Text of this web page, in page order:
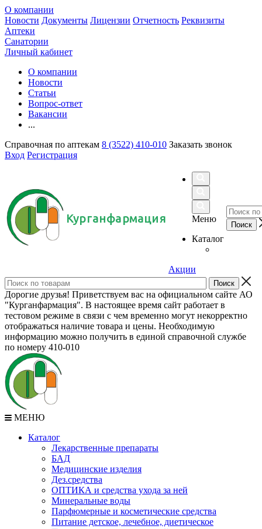
О компании
Новости Документы Лицензии Отчетность Реквизиты
Аптеки
Санатории
Личный кабинет
О компании
Новости
Статьи
Вопрос-ответ
Вакансии
...
Справочная по аптекам 8 (3522) 410-010 Заказать звонок
Вход Регистрация
Курганфармация
Меню
Каталог
Акции
Дорогие друзья! Приветствуем вас на официальном сайте АО
"Курганфармация". В настоящее время сайт работает в
тестовом режиме в связи с чем временно могут некорректно
отображаться наличие товара и цены. Необходимую
информацию можно получить в единой справочной службе
по номеру 410-010
МЕНЮ
Каталог
Лекарственные препараты
БАД
Медицинские изделия
Дез.средства
ОПТИКА и средства ухода за ней
Минеральные воды
Парфюмерные и косметические средства
Питание детское, лечебное, диетическое